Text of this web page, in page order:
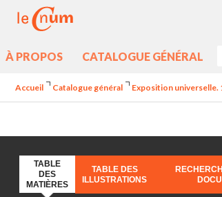
À PROPOS CATALOGUE GÉNÉRAL
Accueil Catalogue général Exposition universelle.
TABLE
DES
MATIÈRES
TABLE DES
ILLUSTRATIONS